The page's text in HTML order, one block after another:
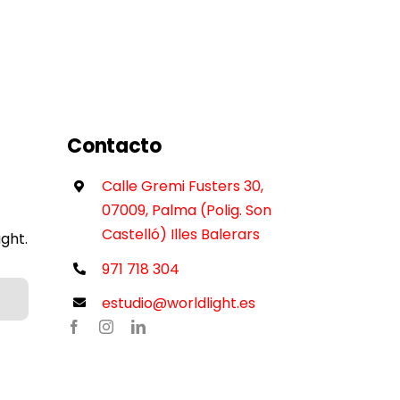
Contacto
Calle Gremi Fusters 30,
07009, Palma (Polig. Son
Castelló) Illes Balerars
971 718 304
estudio@worldlight.es